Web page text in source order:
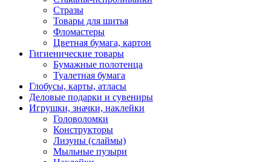
Стразы
Товары для шитья
Фломастеры
Цветная бумага, картон
Гигиенические товары
Бумажные полотенца
Туалетная бумага
Глобусы, карты, атласы
Деловые подарки и сувениры
Игрушки, значки, наклейки
Головоломки
Конструкторы
Лизуны (слаймы)
Мыльные пузыри